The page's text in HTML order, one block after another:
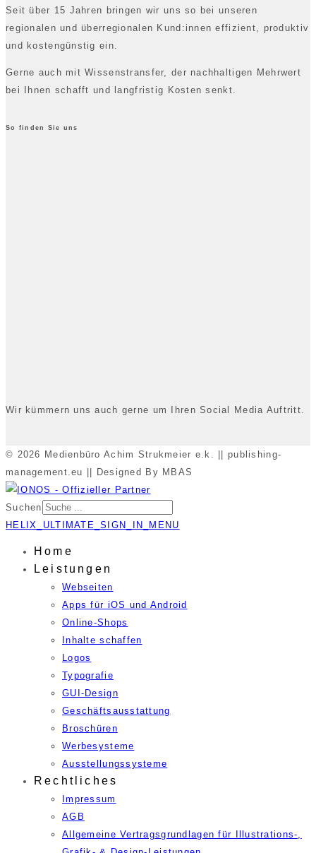
Seit über 15 Jahren bringen wir uns so bei unseren
regionalen und überregionalen Kund:innen effizient, produktiv
und kostengünstig ein.
Gerne auch mit Wissenstransfer, der nachhaltigen Mehrwert
bei Ihnen schafft und langfristig Kosten senkt.
So finden Sie uns
Wir kümmern uns auch gerne um Ihren Social Media Auftritt.
© 2026 Medienbüro Achim Strukmeier e.k. || publishing-
management.eu || Designed By MBAS
Suchen
HELIX_ULTIMATE_SIGN_IN_MENU
Home
Leistungen
Webseiten
Apps für iOS und Android
Online-Shops
Inhalte schaffen
Logos
Typografie
GUI-Design
Geschäftsausstattung
Broschüren
Werbesysteme
Ausstellungssysteme
Rechtliches
Impressum
AGB
Allgemeine Vertragsgrundlagen für Illustrations-,